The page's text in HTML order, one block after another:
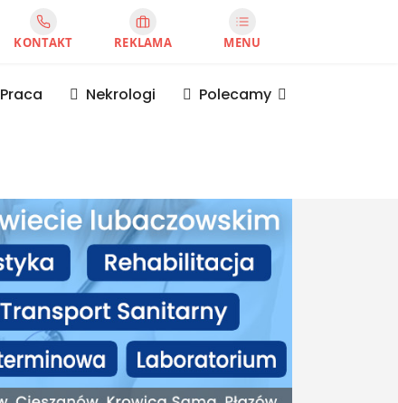
KONTAKT REKLAMA MENU
Praca Nekrologi Polecamy